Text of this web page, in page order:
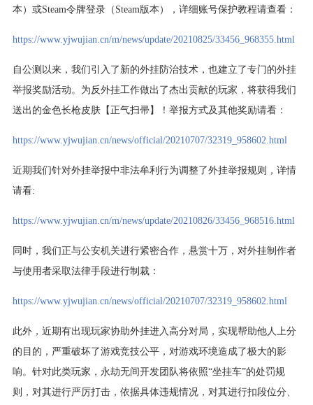
本）或Steam令牌登录（Steam版本），详细账号保护教程请查看：
https://www.yjwujian.cn/m/news/update/20210825/33456_968355.html
自公测以来，我们引入了新的外挂防治技术，也建立了专门的外挂
举报奖励活动。为反外挂工作做出了杰出贡献的玩家，将获得我们
送出的金色长枪皮肤【正气扫帚】！举报方式及其他奖励请看：
https://www.yjwujian.cn/news/official/20210707/32319_958602.html
近期我们针对外挂举报中非法牟利行为调整了外挂举报规则，详情
请看:
https://www.yjwujian.cn/m/news/update/20210826/33456_968516.html
同时，我们正与公安机关进行紧密合作，悬赏十万，对外挂制作者
与使用者采取法律手段进行制裁：
https://www.yjwujian.cn/news/official/20210707/32319_958602.html
此外，近期有出现玩家协助外挂进入高分对局，实现帮助他人上分
的目的，严重破坏了游戏竞技公平，对游戏环境造成了极大的影
响。针对此类玩家，永劫无间开发团队将依照“坐挂车”的处罚规
则，对其进行严厉打击，依据具体违规情况，对其进行扣段位分、